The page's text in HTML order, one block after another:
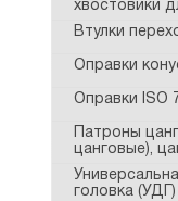
хвостовики
Втулки
Оправки
Оправки ISO
Патроны
цанговые),
головка (УДГ)